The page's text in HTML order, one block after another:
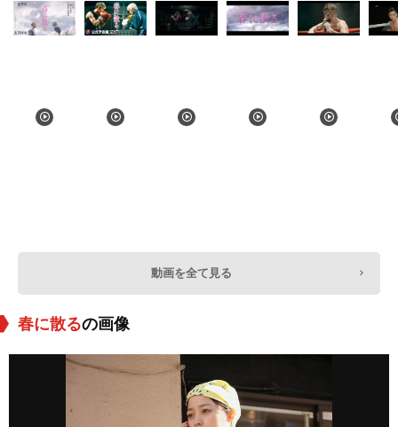
動画を全て見る
春に散るの画像